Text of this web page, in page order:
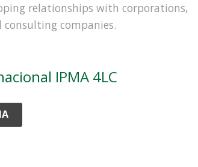
relationships with corporations,
companies.
IPMA 4LC